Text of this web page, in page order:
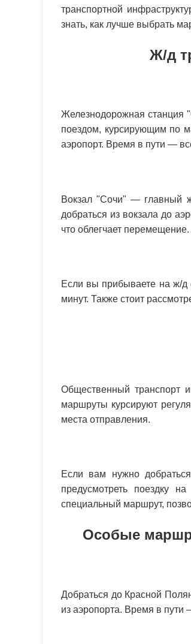
транспортной
знать, как лучше выбрать
Ж/д
Железнодорожная станция
поездом, курсирующим по
аэропорт. Время в пути —
Вокзал "Сочи" — главный
добраться из вокзала до
что облегчает перемещение.
Если вы прибываете на ж/д
минут. Также стоит
Общественный транспорт
маршруты курсируют
места отправления.
Если вам нужно
предусмотреть поездку
специальный маршрут,
Особые
Добраться до Красной
из аэропорта. Время в пути